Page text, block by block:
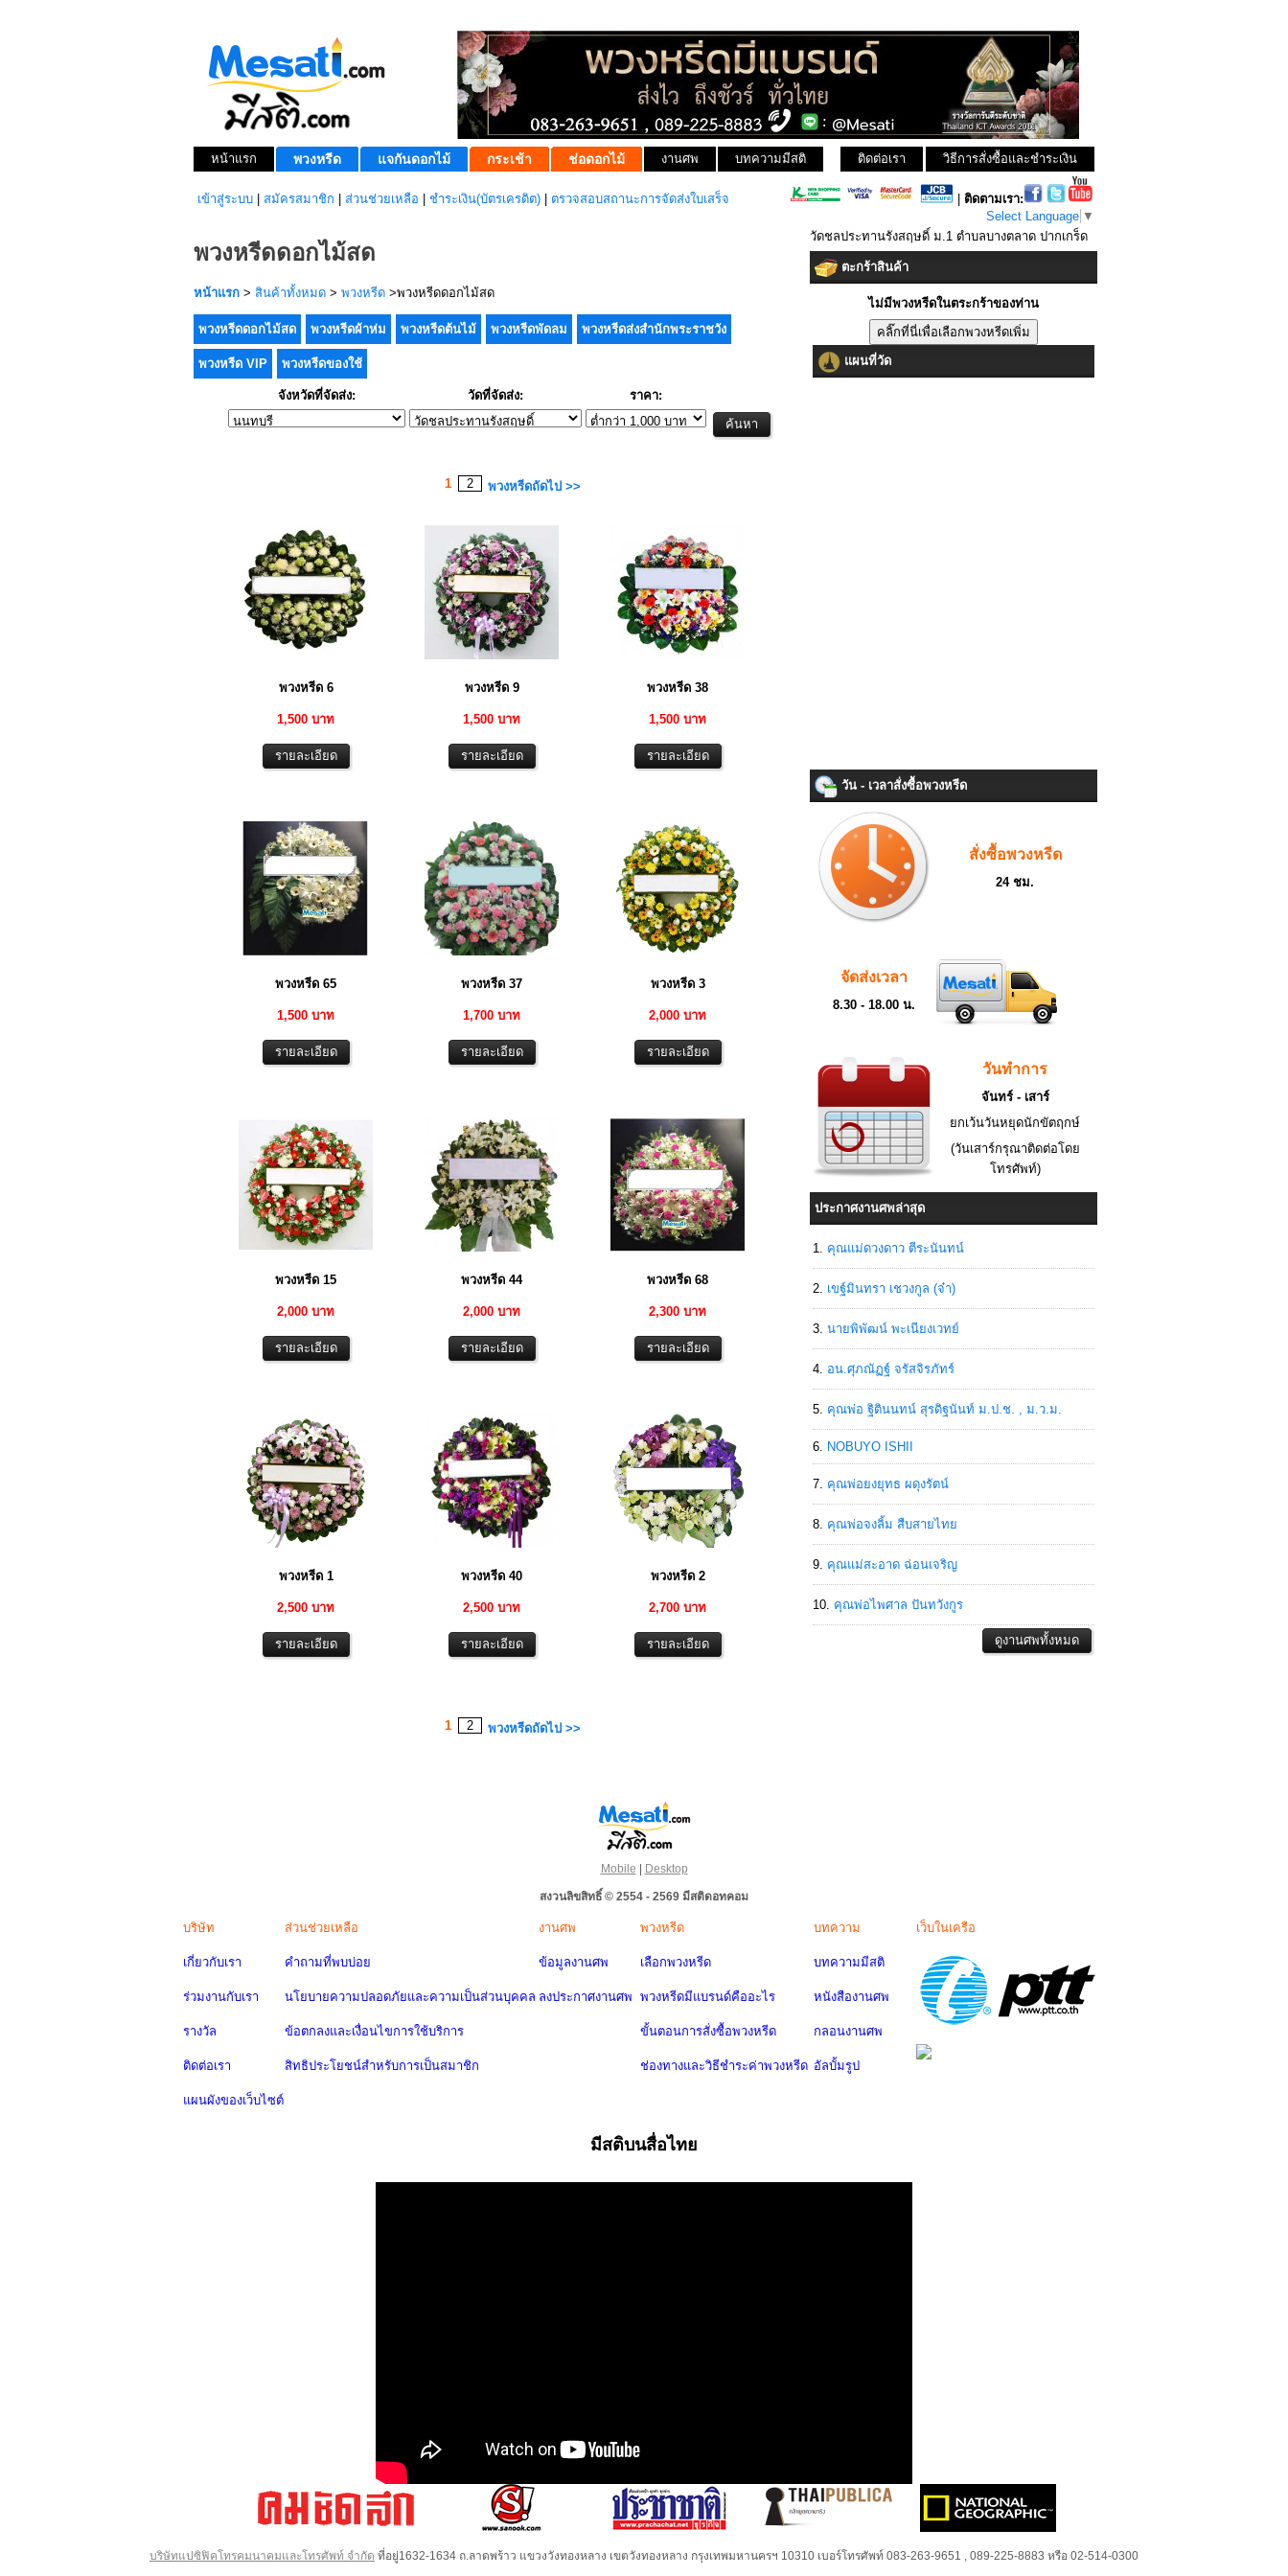
หน้าแรก พวงหรีด แจกันดอกไม้ กระเช้า ช่อดอกไม้ งานศพ บทความมีสติ วิธีการสั่งซื้อและชำระเงิน
ติดต่อเรา
เข้าสู่ระบบ สมัครสมาชิก ส่วนช่วยเหลือ ชำระเงิน(บัตรเครดิต) ตรวจสอบสถานะการจัดส่งใบเสร็จ
ติดตามเรา:
Select Language ▼
พวงหรีดดอกไม้สด
หน้าแรก > สินค้าทั้งหมด > พวงหรีด >พวงหรีดดอกไม้สด
พวงหรีดดอกไม้สด พวงหรีดผ้าห่ม พวงหรีดต้นไม้ พวงหรีดพัดลม พวงหรีดส่งสำนักพระราชวัง
พวงหรีด VIP พวงหรีดของใช้
จังหวัดที่จัดส่ง: วัดที่จัดส่ง: ราคา:
1 2 พวงหรีดถัดไป >>
พวงหรีด 6
1,500 บาท
พวงหรีด 9
1,500 บาท
พวงหรีด 38
1,500 บาท
พวงหรีด 65
1,500 บาท
พวงหรีด 37
1,700 บาท
พวงหรีด 3
2,000 บาท
พวงหรีด 15
2,000 บาท
พวงหรีด 44
2,000 บาท
พวงหรีด 68
2,300 บาท
พวงหรีด 1
2,500 บาท
พวงหรีด 40
2,500 บาท
พวงหรีด 2
2,700 บาท
1 2 พวงหรีดถัดไป >>
วัดชลประทานรังสฤษดิ์ ม.1 ตำบลบางตลาด ปากเกร็ด
ตะกร้าสินค้า
ไม่มีพวงหรีดในตระกร้าของท่าน
แผนที่วัด
วัน - เวลาสั่งซื้อพวงหรีด
สั่งซื้อพวงหรีด
24 ชม.
จัดส่งเวลา
8.30 - 18.00 น.
วันทำการ
จันทร์ - เสาร์
ยกเว้นวันหยุดนักขัตฤกษ์
(วันเสาร์กรุณาติดต่อโดย
โทรศัพท์)
ประกาศงานศพล่าสุด
คุณแม่ดวงดาว ตีระนันทน์
เขฐ์มินทรา เชวงกูล (จ๋า)
นายพิพัฒน์ พะเนียงเวทย์
อน.ศุภณัฏฐ์ จรัสจิรภัทร์
คุณพ่อ ฐิตินนทน์ สุรดิฐนันท์ ม.ป.ช. , ม.ว.ม.
NOBUYO ISHII
คุณพ่อยงยุทธ ผดุงรัตน์
คุณพ่อจงลิ้ม สืบสายไทย
คุณแม่สะอาด ฉ่อนเจริญ
คุณพ่อไพศาล ปันทวังกูร
Mobile | Desktop
สงวนลิขสิทธิ์ © 2554 - 2569 มีสติดอทคอม
บริษัท
เกี่ยวกับเรา
ร่วมงานกับเรา
รางวัล
ติดต่อเรา
แผนผังของเว็บไซต์
ส่วนช่วยเหลือ
คำถามที่พบบ่อย
นโยบายความปลอดภัยและความเป็นส่วนบุคคล
ข้อตกลงและเงื่อนไขการใช้บริการ
สิทธิประโยชน์สำหรับการเป็นสมาชิก
งานศพ
ข้อมูลงานศพ
ลงประกาศงานศพ
พวงหรีด
เลือกพวงหรีด
พวงหรีดมีแบรนด์คืออะไร
ขั้นตอนการสั่งซื้อพวงหรีด
ช่องทางและวิธีชำระค่าพวงหรีด
บทความ
บทความมีสติ
หนังสืองานศพ
กลอนงานศพ
อัลบั้มรูป
เว็บในเครือ
มีสติบนสื่อไทย
บริษัทแปซิฟิคโทรคมนาคมและโทรศัพท์ จำกัด ที่อยู่1632-1634 ถ.ลาดพร้าว แขวงวังทองหลาง เขตวังทองหลาง กรุงเทพมหานครฯ 10310 เบอร์โทรศัพท์ 083-263-9651 , 089-225-8883 หรือ 02-514-0300